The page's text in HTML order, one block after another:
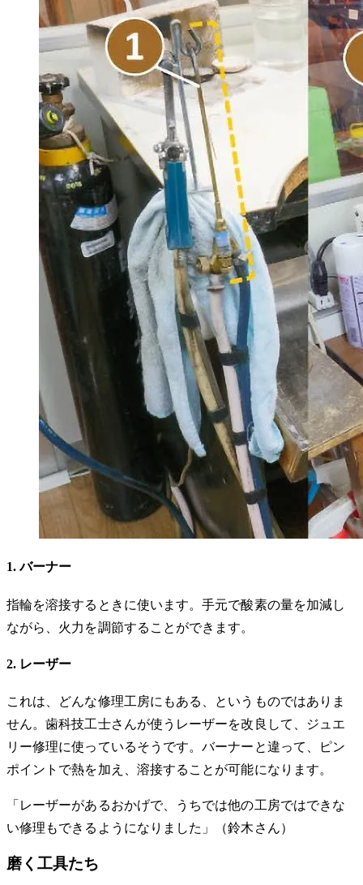
1. バーナー
指輪を溶接するときに使います。手元で酸素の量を加減し
ながら、火力を調節することができます。
2. レーザー
これは、どんな修理工房にもある、というものではありま
せん。歯科技工士さんが使うレーザーを改良して、ジュエ
リー修理に使っているそうです。バーナーと違って、ピン
ポイントで熱を加え、溶接することが可能になります。
「レーザーがあるおかげで、うちでは他の工房ではできな
い修理もできるようになりました」（鈴木さん）
磨く工具たち